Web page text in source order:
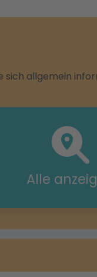
sich allgemein
Alle